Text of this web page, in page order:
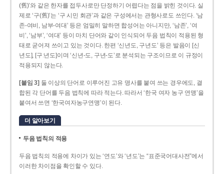
(舊)’와 같은 한자를 접두사로만 단정하기 어렵다는 점을 밝힌 것이다. 실
제로 ‘구(舊)’는 ‘구 시민 회관’과 같은 구성에서는 관형사로도 쓰인다. ‘남
존­-여비, 남부-­여대’ 등은 엄밀히 말하면 합성어는 아니지만, ‘남존’, ‘여
비’, ‘남부’, ‘여대’ 등이 마치 단어와 같이 인식되어 두음 법칙이 적용된 형
태로 굳어져 쓰이고 있는 것이다. 한편 ‘신년도, 구년도’ 등은 발음이 [신
년도], [구ː년도]이며 ‘신년­-도, 구년-­도’로 분석되는 구조이므로 이 규정이
적용되지 않는다.
[붙임 3] 둘 이상의 단어로 이루어진 고유 명사를 붙여 쓰는 경우에도, 결
합된 각 단어를 두음 법칙에 따라 적는다. 따라서 ‘한국 여자 농구 연맹’을
붙여서 쓰면 ‘한국여자농구연맹’이 된다.
더 알아보기
두음 법칙의 적용
두음 법칙의 적용에 차이가 있는 ‘연도’와 ‘년도’는 “표준국어대사전”에서
이러한 차이점을 확인할 수 있다.